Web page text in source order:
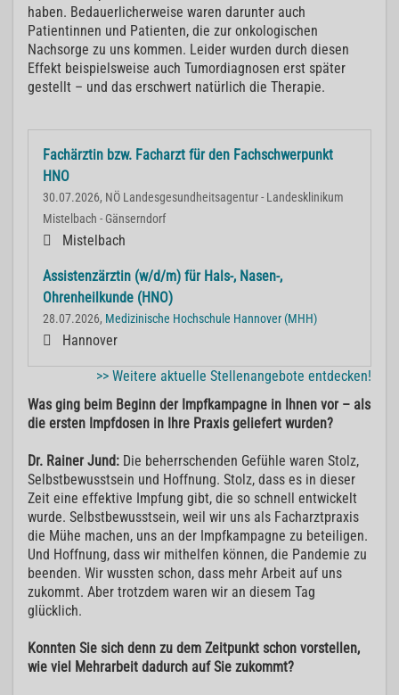
haben. Bedauerlicherweise waren darunter auch
Patientinnen und Patienten, die zur onkologischen
Nachsorge zu uns kommen. Leider wurden durch diesen
Effekt beispielsweise auch Tumordiagnosen erst später
gestellt – und das erschwert natürlich die Therapie.
Fachärztin bzw. Facharzt für den Fachschwerpunkt
HNO
30.07.2026, NÖ Landesgesundheitsagentur - Landesklinikum
Mistelbach - Gänserndorf
Mistelbach
Assistenzärztin (w/d/m) für Hals-, Nasen-,
Ohrenheilkunde (HNO)
28.07.2026, Medizinische Hochschule Hannover (MHH)
Hannover
>> Weitere aktuelle Stellenangebote entdecken!
Was ging beim Beginn der Impfkampagne in Ihnen vor – als
die ersten Impfdosen in Ihre Praxis geliefert wurden?
Dr. Rainer Jund: Die beherrschenden Gefühle waren Stolz,
Selbstbewusstsein und Hoffnung. Stolz, dass es in dieser
Zeit eine effektive Impfung gibt, die so schnell entwickelt
wurde. Selbstbewusstsein, weil wir uns als Facharztpraxis
die Mühe machen, uns an der Impfkampagne zu beteiligen.
Und Hoffnung, dass wir mithelfen können, die Pandemie zu
beenden. Wir wussten schon, dass mehr Arbeit auf uns
zukommt. Aber trotzdem waren wir an diesem Tag
glücklich.
Konnten Sie sich denn zu dem Zeitpunkt schon vorstellen,
wie viel Mehrarbeit dadurch auf Sie zukommt?